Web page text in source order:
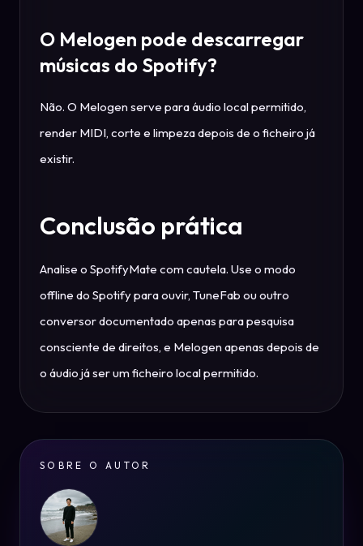
O Melogen pode descarregar
músicas do Spotify?
Não. O Melogen serve para áudio local permitido,
render MIDI, corte e limpeza depois de o ficheiro já
existir.
Conclusão prática
Analise o SpotifyMate com cautela. Use o modo
offline do Spotify para ouvir, TuneFab ou outro
conversor documentado apenas para pesquisa
consciente de direitos, e Melogen apenas depois de
o áudio já ser um ficheiro local permitido.
SOBRE O AUTOR